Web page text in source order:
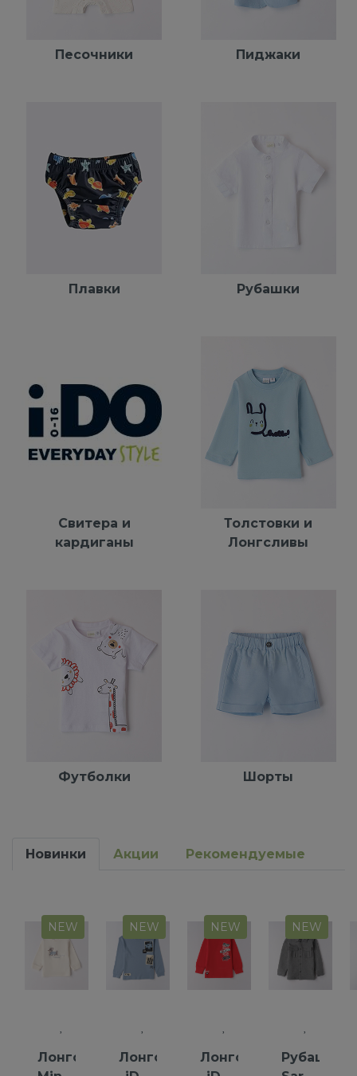
Песочники Пиджаки
Плавки Рубашки
Свитера и
кардиганы
Толстовки и
Лонгсливы
Футболки Шорты
Новинки Акции Рекомендуемые
NEW
Лонгслив
NEW
Лонгслив
NEW
Лонгслив
NEW
Рубашка